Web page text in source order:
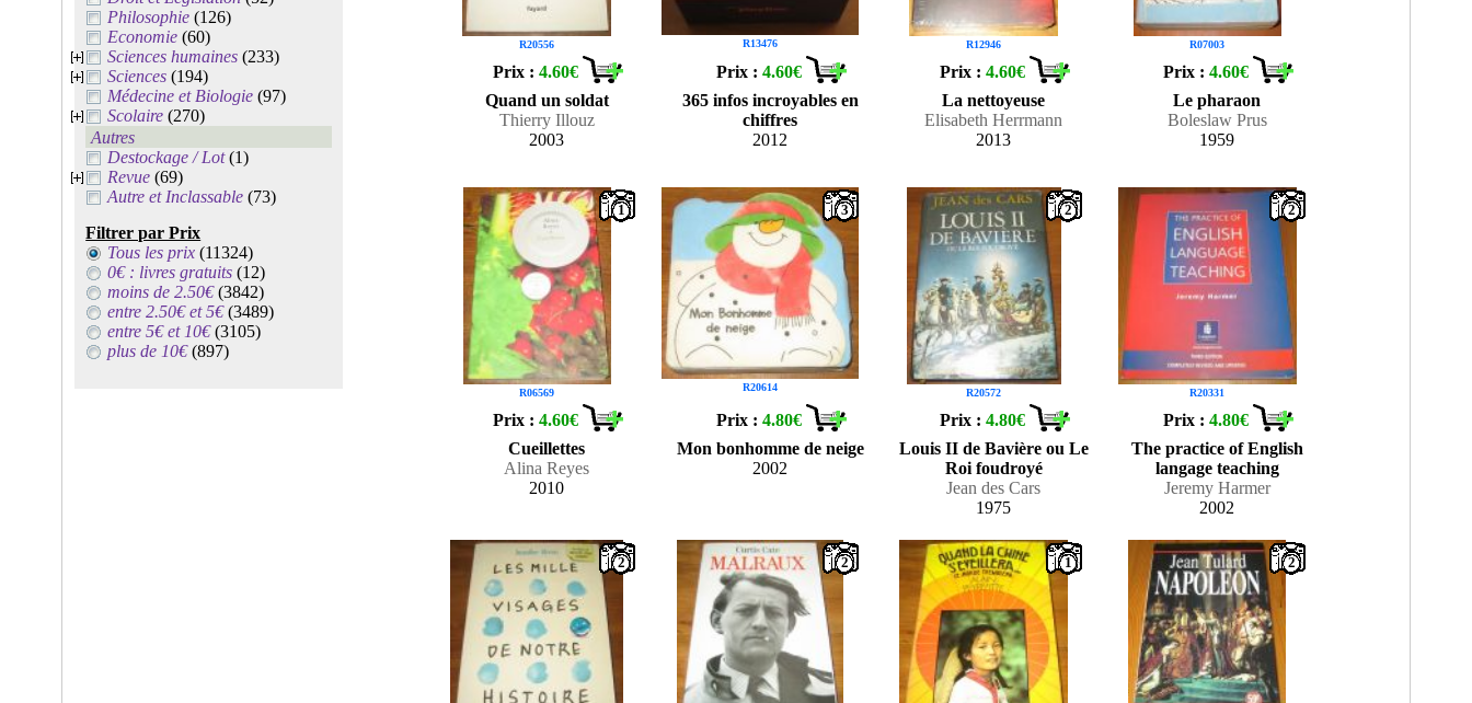
Philosophie (126)
Economie (60)
Sciences humaines (233)
Sciences (194)
Médecine et Biologie (97)
Scolaire (270)
Autres
Destockage / Lot(1)
Revue (69)
Autre et Inclassable (73)
Filtrer par Prix
Tous les prix(11324)
0€ : livres gratuits (12)
moins de 2.50€(3842)
entre 2.50€ et 5€(3489)
entre 5€ et 10€(3105)
plus de 10€(897)
R20556
Prix :4.60€
Quand un soldat
Thierry Illouz
2003
R13476
Prix :4.60€
365 infos incroyables en
chiffres
2012
R12946
Prix :4.60€
La nettoyeuse
Elisabeth Herrmann
2013
R07003
Prix :4.60€
Le pharaon
Boleslaw Prus
1959
R06569
1
Prix :4.60€
Cueillettes
Alina Reyes
2010
R20614
3
Prix :4.80€
Mon bonhomme de neige
2002
R20572
2
Prix :4.80€
Louis II de Bavière ou Le
Roi foudroyé
Jean des Cars
1975
R20331
2
Prix :4.80€
The practice of English
langage teaching
Jeremy Harmer
2002
2 2 1 2